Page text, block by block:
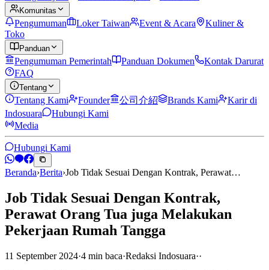
Komunitas
Pengumuman Loker Taiwan Event & Acara
Kuliner &
Toko
Panduan
Pengumuman Pemerintah Panduan Dokumen
Kontak Darurat
FAQ
Tentang
Tentang Kami Founder 公司介紹 Brands Kami
Karir di
Indosuara
Hubungi Kami
Media
Hubungi Kami
Beranda›Berita›Job Tidak Sesuai Dengan Kontrak, Perawat…
Job Tidak Sesuai Dengan Kontrak,
Perawat Orang Tua juga Melakukan
Pekerjaan Rumah Tangga
11 September 2024·4 min baca·Redaksi Indosuara··